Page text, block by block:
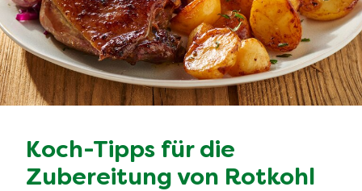
Koch-Tipps für die
Zubereitung von Rotkohl